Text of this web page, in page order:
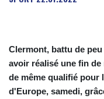
Clermont, battu de
avoir réalisé une fin
de même qualifié pour
d'Europe, samedi,